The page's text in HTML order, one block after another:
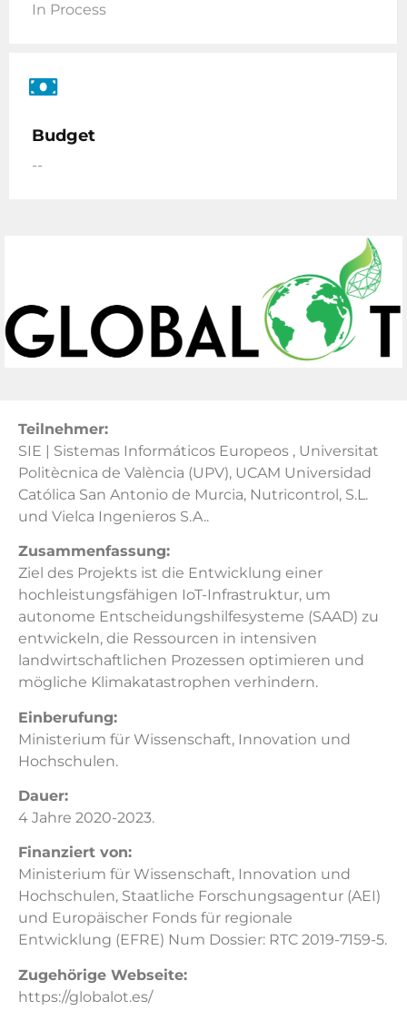
In Process
Budget
--
Teilnehmer:
SIE | Sistemas Informáticos Europeos , Universitat
Politècnica de València (UPV), UCAM Universidad
Católica San Antonio de Murcia, Nutricontrol, S.L.
und Vielca Ingenieros S.A..
Zusammenfassung:
Ziel des Projekts ist die Entwicklung einer
hochleistungsfähigen IoT-Infrastruktur, um
autonome Entscheidungshilfesysteme (SAAD) zu
entwickeln, die Ressourcen in intensiven
landwirtschaftlichen Prozessen optimieren und
mögliche Klimakatastrophen verhindern.
Einberufung:
Ministerium für Wissenschaft, Innovation und
Hochschulen.
Dauer:
4 Jahre 2020-2023.
Finanziert von:
Ministerium für Wissenschaft, Innovation und
Hochschulen, Staatliche Forschungsagentur (AEI)
und Europäischer Fonds für regionale
Entwicklung (EFRE) Num Dossier: RTC 2019-7159-5.
Zugehörige Webseite:
https://globalot.es/